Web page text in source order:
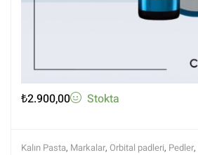
₺2.900,00 Stokta
Kalın Pasta, Markalar, Orbital padleri, Pedler,